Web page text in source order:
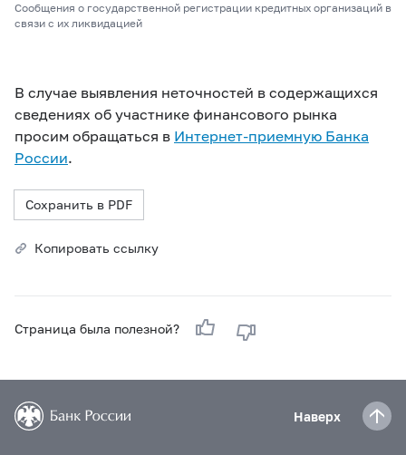
Сообщения о государственной регистрации кредитных организаций в
связи с их ликвидацией
В случае выявления неточностей в содержащихся
сведениях об участнике финансового рынка
просим обращаться в Интернет-приемную Банка
России.
Сохранить в PDF
Копировать ссылку
Страница была полезной?
Наверх